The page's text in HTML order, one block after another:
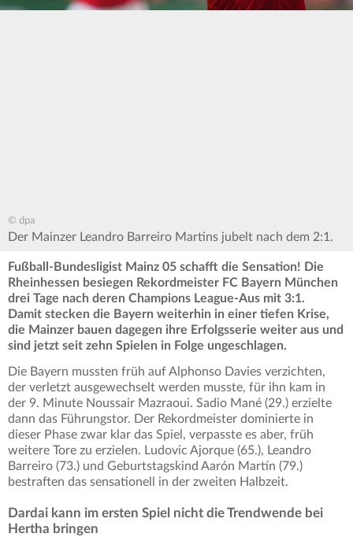
© dpa
Der Mainzer Leandro Barreiro Martins jubelt nach dem 2:1.
Fußball-Bundesligist Mainz 05 schafft die Sensation! Die
Rheinhessen besiegen Rekordmeister FC Bayern München
drei Tage nach deren Champions League-Aus mit 3:1.
Damit stecken die Bayern weiterhin in einer tiefen Krise,
die Mainzer bauen dagegen ihre Erfolgsserie weiter aus und
sind jetzt seit zehn Spielen in Folge ungeschlagen.
Die Bayern mussten früh auf Alphonso Davies verzichten,
der verletzt ausgewechselt werden musste, für ihn kam in
der 9. Minute Noussair Mazraoui. Sadio Mané (29.) erzielte
dann das Führungstor. Der Rekordmeister dominierte in
dieser Phase zwar klar das Spiel, verpasste es aber, früh
weitere Tore zu erzielen. Ludovic Ajorque (65.), Leandro
Barreiro (73.) und Geburtstagskind Aarón Martín (79.)
bestraften das sensationell in der zweiten Halbzeit.
Dardai kann im ersten Spiel nicht die Trendwende bei
Hertha bringen